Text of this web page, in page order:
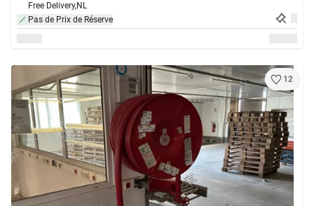
Free Delivery,NL
Pas de Prix de Réserve
12